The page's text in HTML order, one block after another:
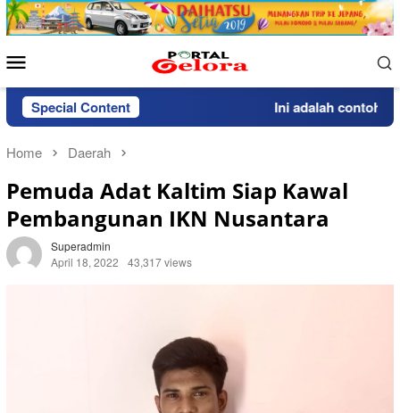
Skip
to
Menu
Special Content Ini adalah contoh
Home Daerah
Pemuda Adat Kaltim Siap Kawal
Pembangunan IKN Nusantara
Superadmin
April 18, 2022
43,317 views